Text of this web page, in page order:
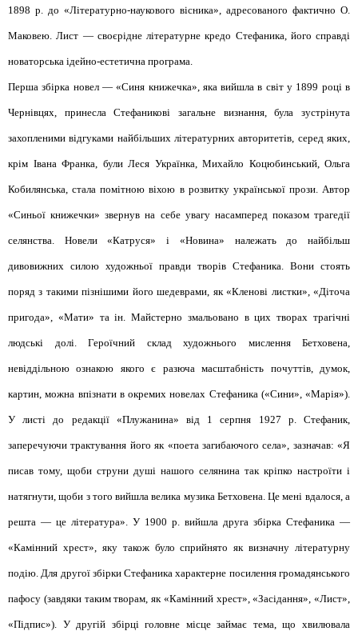
1898 р. до «Літературно-наукового вісника», адресованого фактично О.
Маковею. Лист — своєрідне літературне кредо Стефаника, його справді
новаторська ідейно-естетична програма.
Перша збірка новел — «Синя книжечка», яка вийшла в світ у 1899 році в
Чернівцях, принесла Стефаникові загальне визнання, була зустрінута
захопленими відгуками найбільших літературних авторитетів, серед яких,
крім Івана Франка, були Леся Українка, Михайло Коцюбинський, Ольга
Кобилянська, стала помітною віхою в розвитку української прози. Автор
«Синьої книжечки» звернув на себе увагу насамперед показом трагедії
селянства. Новели «Катруся» і «Новина» належать до найбільш
дивовижних силою художньої правди творів Стефаника. Вони стоять
поряд з такими пізнішими його шедеврами, як «Кленові листки», «Діточа
пригода», «Мати» та ін. Майстерно змальовано в цих творах трагічні
людські долі. Героїчний склад художнього мислення Бетховена,
невіддільною ознакою якого є разюча масштабність почуттів, думок,
картин, можна впізнати в окремих новелах Стефаника («Сини», «Марія»).
У листі до редакції «Плужанина» від 1 серпня 1927 р. Стефаник,
заперечуючи трактування його як «поета загибаючого села», зазначав: «Я
писав тому, щоби струни душі нашого селянина так кріпко настроїти і
натягнути, щоби з того вийшла велика музика Бетховена. Це мені вдалося, а
решта — це література». У 1900 р. вийшла друга збірка Стефаника —
«Камінний хрест», яку також було сприйнято як визначну літературну
подію. Для другої збірки Стефаника характерне посилення громадянського
пафосу (завдяки таким творам, як «Камінний хрест», «Засідання», «Лист»,
«Підпис»). У другій збірці головне місце займає тема, що хвилювала